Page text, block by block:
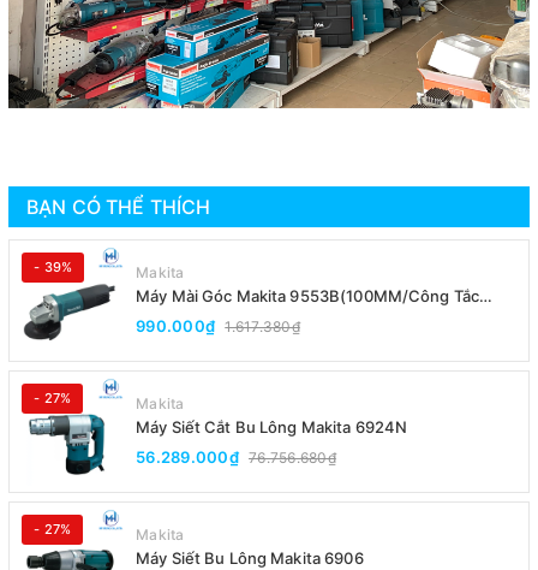
BẠN CÓ THỂ THÍCH
- 39% Makita
Máy Mài Góc Makita 9553B(100MM/Công Tắc
Đuôi)
990.000₫ 1.617.380₫
- 27% Makita
Máy Siết Cắt Bu Lông Makita 6924N
56.289.000₫ 76.756.680₫
- 27% Makita
Máy Siết Bu Lông Makita 6906